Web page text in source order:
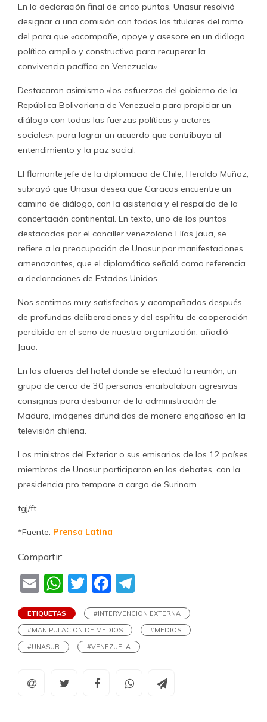
En la declaración final de cinco puntos, Unasur resolvió
designar a una comisión con todos los titulares del ramo
del para que «acompañe, apoye y asesore en un diálogo
político amplio y constructivo para recuperar la
convivencia pacífica en Venezuela».
Destacaron asimismo «los esfuerzos del gobierno de la
República Bolivariana de Venezuela para propiciar un
diálogo con todas las fuerzas políticas y actores
sociales», para lograr un acuerdo que contribuya al
entendimiento y la paz social.
El flamante jefe de la diplomacia de Chile, Heraldo Muñoz,
subrayó que Unasur desea que Caracas encuentre un
camino de diálogo, con la asistencia y el respaldo de la
concertación continental. En texto, uno de los puntos
destacados por el canciller venezolano Elías Jaua, se
refiere a la preocupación de Unasur por manifestaciones
amenazantes, que el diplomático señaló como referencia
a declaraciones de Estados Unidos.
Nos sentimos muy satisfechos y acompañados después
de profundas deliberaciones y del espíritu de cooperación
percibido en el seno de nuestra organización, añadió
Jaua.
En las afueras del hotel donde se efectuó la reunión, un
grupo de cerca de 30 personas enarbolaban agresivas
consignas para desbarrar de la administración de
Maduro, imágenes difundidas de manera engañosa en la
televisión chilena.
Los ministros del Exterior o sus emisarios de los 12 países
miembros de Unasur participaron en los debates, con la
presidencia pro tempore a cargo de Surinam.
tgj/ft
*Fuente: Prensa Latina
Compartir:
EmailWhatsApp
TwitterFacebook
ETIQUETAS
#INTERVENCION EXTERNA
#MANIPULACION DE MEDIOS
#MEDIOS
#UNASUR
#VENEZUELA